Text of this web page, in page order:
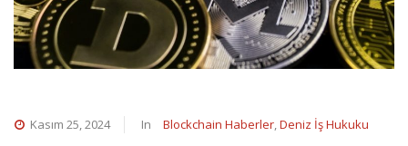
Kasım 25, 2024 In Blockchain Haberler,Deniz İş Hukuku